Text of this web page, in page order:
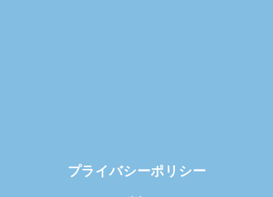
プライバシーポリシー